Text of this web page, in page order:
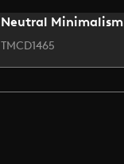
Neutral Minimalism
TMCD1465